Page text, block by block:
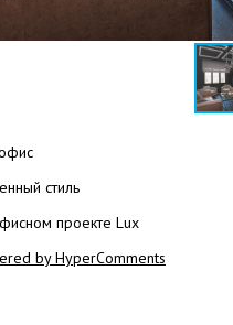
стиль
проекте Lux
by HyperComments